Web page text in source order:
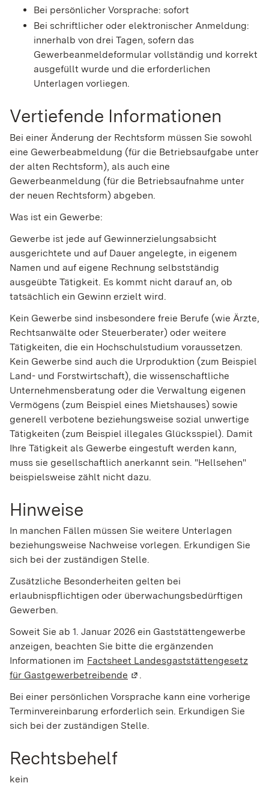
Bei persönlicher Vorsprache: sofort
Bei schriftlicher oder elektronischer Anmeldung:
innerhalb von drei Tagen, sofern das
Gewerbeanmeldeformular vollständig und korrekt
ausgefüllt wurde und die erforderlichen
Unterlagen vorliegen.
Vertiefende Informationen
Bei einer Änderung der Rechtsform müssen Sie sowohl
eine Gewerbeabmeldung (für die Betriebsaufgabe unter
der alten Rechtsform), als auch eine
Gewerbeanmeldung (für die Betriebsaufnahme unter
der neuen Rechtsform) abgeben.
Was ist ein Gewerbe:
Gewerbe ist jede auf Gewinnerzielungsabsicht
ausgerichtete und auf Dauer angelegte, in eigenem
Namen und auf eigene Rechnung selbstständig
ausgeübte Tätigkeit. Es kommt nicht darauf an, ob
tatsächlich ein Gewinn erzielt wird.
Kein Gewerbe sind insbesondere freie Berufe (wie Ärzte,
Rechtsanwälte oder Steuerberater) oder weitere
Tätigkeiten, die ein Hochschulstudium voraussetzen.
Kein Gewerbe sind auch die Urproduktion (zum Beispiel
Land- und Forstwirtschaft), die wissenschaftliche
Unternehmensberatung oder die Verwaltung eigenen
Vermögens (zum Beispiel eines Mietshauses) sowie
generell verbotene beziehungsweise sozial unwertige
Tätigkeiten (zum Beispiel illegales Glücksspiel). Damit
Ihre Tätigkeit als Gewerbe eingestuft werden kann,
muss sie gesellschaftlich anerkannt sein. "Hellsehen"
beispielsweise zählt nicht dazu.
Hinweise
In manchen Fällen müssen Sie weitere Unterlagen
beziehungsweise Nachweise vorlegen. Erkundigen Sie
sich bei der zuständigen Stelle.
Zusätzliche Besonderheiten gelten bei
erlaubnispflichtigen oder überwachungsbedürftigen
Gewerben.
Soweit Sie ab 1. Januar 2026 ein Gaststättengewerbe
anzeigen, beachten Sie bitte die ergänzenden
Informationen im Factsheet Landesgaststättengesetz
für Gastgewerbetreibende (Wird in einem neuen Fenster
.
Bei einer persönlichen Vorsprache kann eine vorherige
Terminvereinbarung erforderlich sein. Erkundigen Sie
sich bei der zuständigen Stelle.
Rechtsbehelf
kein